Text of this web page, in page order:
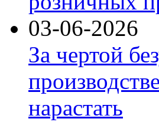
03-06-2026
За чертой
нарастать